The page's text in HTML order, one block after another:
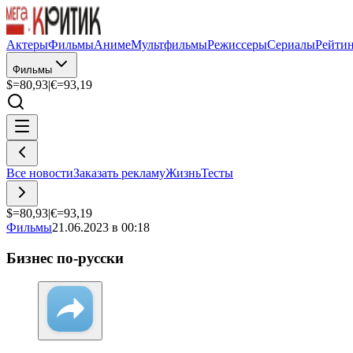
АктерыФильмыАнимеМультфильмыРежиссерыСериалы
Фильмы
$=80,93|€=93,19
Все новостиЗаказать рекламуЖизньТесты
$=80,93|€=93,19
Фильмы21.06.2023 в 00:18
Бизнес по-русски